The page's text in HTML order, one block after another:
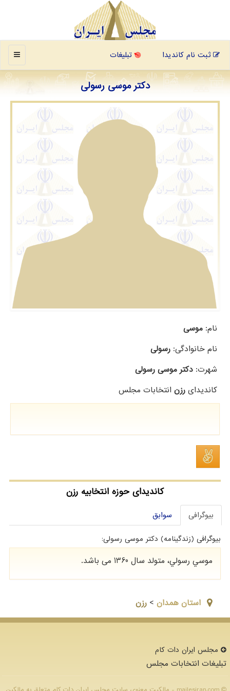
منو ثبت نام کاندیدا تبلیغات
دکتر موسی رسولی
نام: موسی
نام خانوادگی: رسولی
شهرت: دکتر موسی رسولی
کاندیدای رزن انتخابات مجلس
کاندیدای حوزه انتخابیه رزن
بیوگرافی سوابق
بیوگرافی (زندگینامه) دکتر موسی رسولی:
موسي رسولي، متولد سال 1360 می باشد.
استان همدان > رزن
مجلس ایران دات كام
تبلیغات انتخابات مجلس